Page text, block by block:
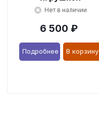
Нет в наличии
6 500 ₽
Подробнее В корзину